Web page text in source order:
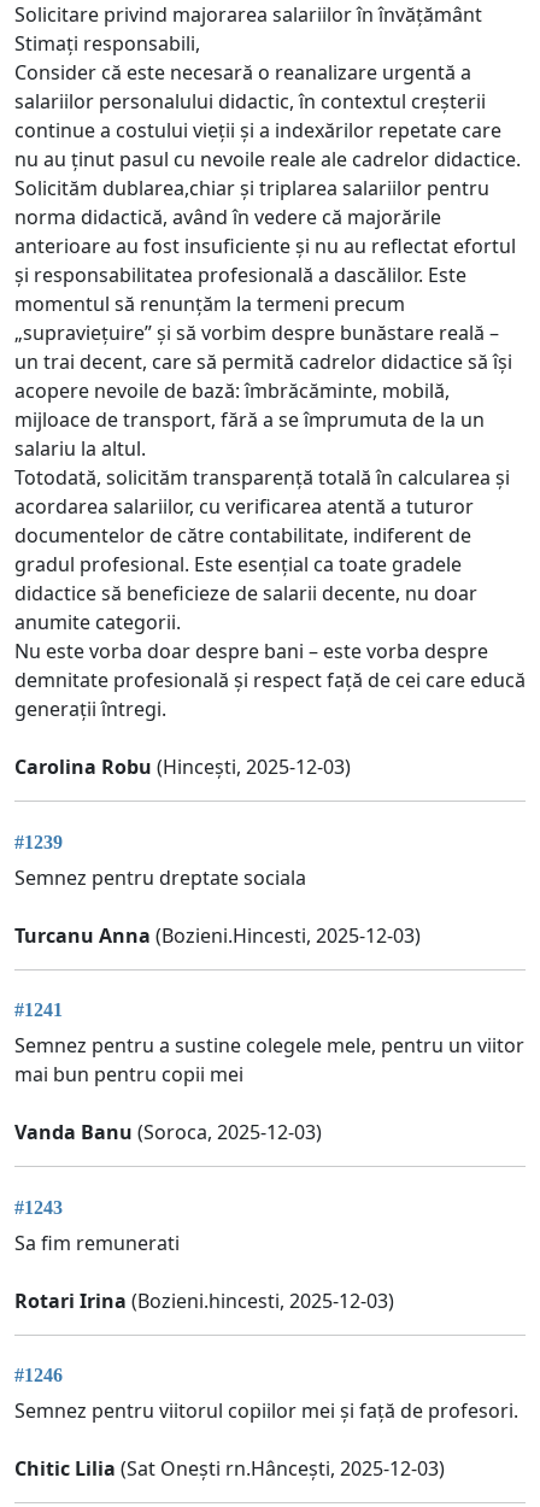
Solicitare privind majorarea salariilor în învățământ
Stimați responsabili,
Consider că este necesară o reanalizare urgentă a
salariilor personalului didactic, în contextul creșterii
continue a costului vieții și a indexărilor repetate care
nu au ținut pasul cu nevoile reale ale cadrelor didactice.
Solicităm dublarea,chiar și triplarea salariilor pentru
norma didactică, având în vedere că majorările
anterioare au fost insuficiente și nu au reflectat efortul
și responsabilitatea profesională a dascălilor. Este
momentul să renunțăm la termeni precum
„supraviețuire” și să vorbim despre bunăstare reală –
un trai decent, care să permită cadrelor didactice să își
acopere nevoile de bază: îmbrăcăminte, mobilă,
mijloace de transport, fără a se împrumuta de la un
salariu la altul.
Totodată, solicităm transparență totală în calcularea și
acordarea salariilor, cu verificarea atentă a tuturor
documentelor de către contabilitate, indiferent de
gradul profesional. Este esențial ca toate gradele
didactice să beneficieze de salarii decente, nu doar
anumite categorii.
Nu este vorba doar despre bani – este vorba despre
demnitate profesională și respect față de cei care educă
generații întregi.
Carolina Robu (Hincești, 2025-12-03)
#1239
Semnez pentru dreptate sociala
Turcanu Anna (Bozieni.Hincesti, 2025-12-03)
#1241
Semnez pentru a sustine colegele mele, pentru un viitor
mai bun pentru copii mei
Vanda Banu (Soroca, 2025-12-03)
#1243
Sa fim remunerati
Rotari Irina (Bozieni.hincesti, 2025-12-03)
#1246
Semnez pentru viitorul copiilor mei și față de profesori.
Chitic Lilia (Sat Onești rn.Hâncești, 2025-12-03)